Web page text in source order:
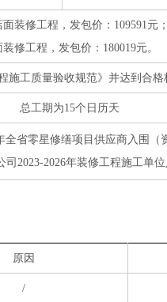
装修工程，发包价：109591元
装修工程，发包价：180019元。
施工质量验收规范》并达到合格
总工期为15个日历天
全省零星修缮项目供应商入围（
2023-2026年装修工程施工单
原因
/